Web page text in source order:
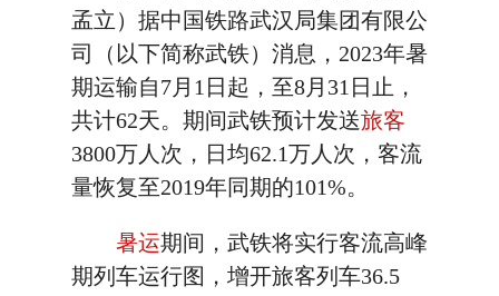
孟立）据中国铁路武汉局集团有限公
司（以下简称武铁）消息，2023年暑
期运输自7月1日起，至8月31日止，
共计62天。期间武铁预计发送旅客
3800万人次，日均62.1万人次，客流
量恢复至2019年同期的101%。
暑运期间，武铁将实行客流高峰
期列车运行图，增开旅客列车36.5